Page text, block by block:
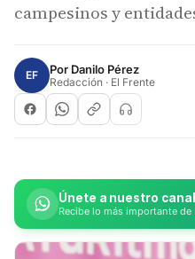
campesinos y
EF Por Danilo Pérez
Redacción · El Frente
Únete a nuestro
Recibe lo más importante